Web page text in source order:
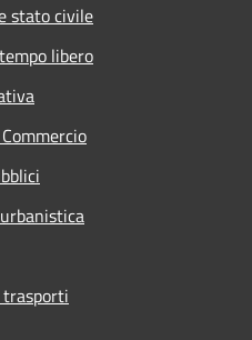
stato civile
libero